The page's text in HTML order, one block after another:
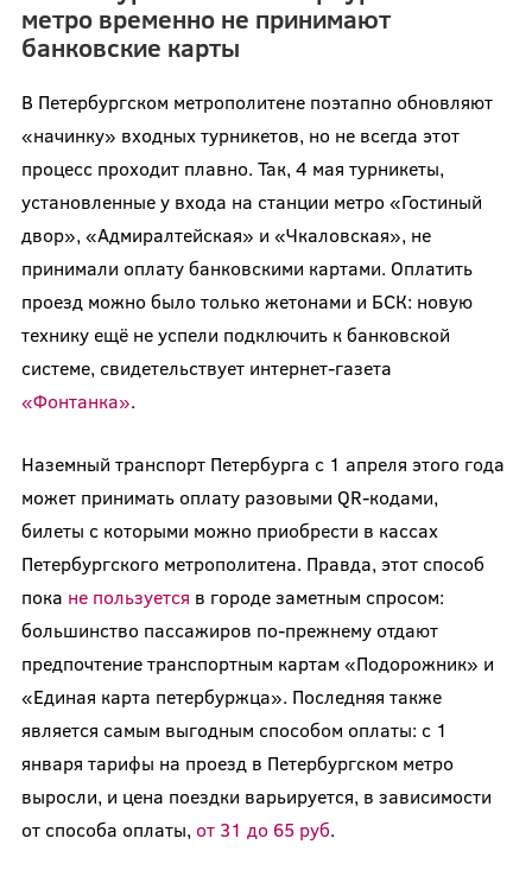
метро временно не принимают
банковские карты
В Петербургском метрополитене поэтапно обновляют
«начинку» входных турникетов, но не всегда этот
процесс проходит плавно. Так, 4 мая турникеты,
установленные у входа на станции метро «Гостиный
двор», «Адмиралтейская» и «Чкаловская», не
принимали оплату банковскими картами. Оплатить
проезд можно было только жетонами и БСК: новую
технику ещё не успели подключить к банковской
системе, свидетельствует интернет-газета
«Фонтанка».
Наземный транспорт Петербурга с 1 апреля этого года
может принимать оплату разовыми QR-кодами,
билеты с которыми можно приобрести в кассах
Петербургского метрополитена. Правда, этот способ
пока не пользуется в городе заметным спросом:
большинство пассажиров по-прежнему отдают
предпочтение транспортным картам «Подорожник» и
«Единая карта петербуржца». Последняя также
является самым выгодным способом оплаты: с 1
января тарифы на проезд в Петербургском метро
выросли, и цена поездки варьируется, в зависимости
от способа оплаты, от 31 до 65 руб.